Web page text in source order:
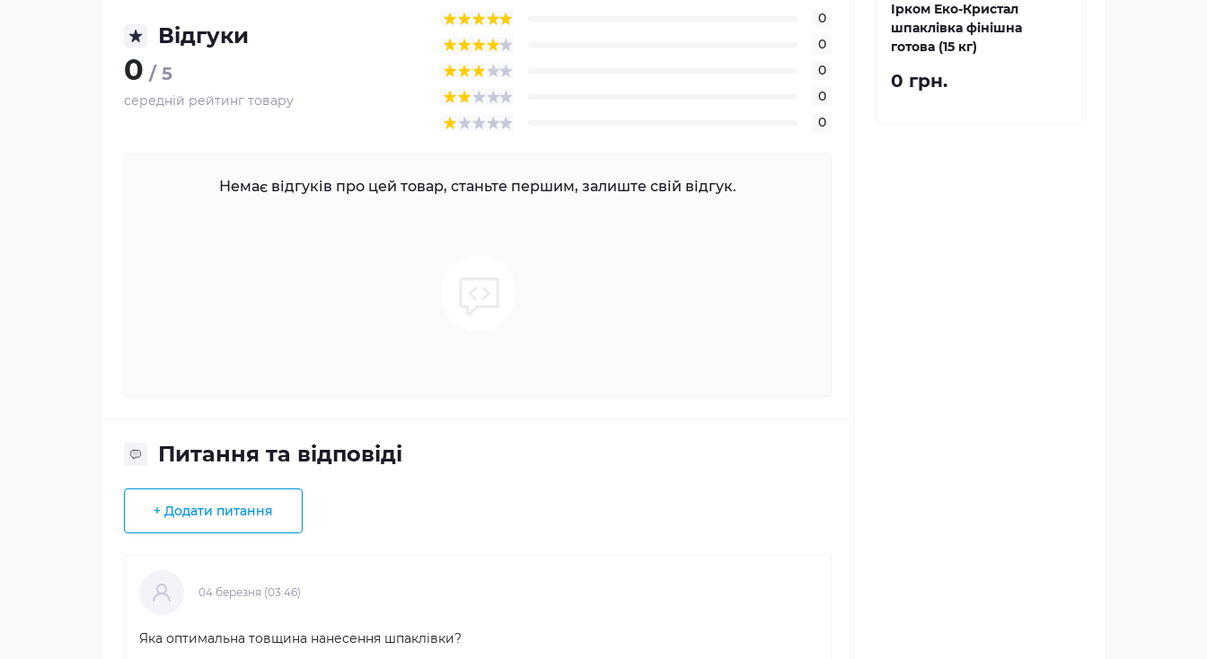
Відгуки
0 / 5
середній рейтинг товару
0
0
0
0
0
Немає відгуків про цей товар, станьте першим, залиште свій відгук.
Питання та відповіді
+ Додати питання
04 березня (03:46)
Яка оптимальна товщина нанесення шпаклівки?
Ірком Еко-Кристал
шпаклівка фінішна
готова (15 кг)
0 грн.